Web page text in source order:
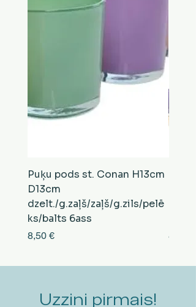
Puķu pods st. Conan H13cm
D13cm
dzelt./g.zaļš/zaļš/g.zils/pelē
ks/balts 6ass
Cena
8,50 € Cena
8,50 €
Uzzini pirmais!